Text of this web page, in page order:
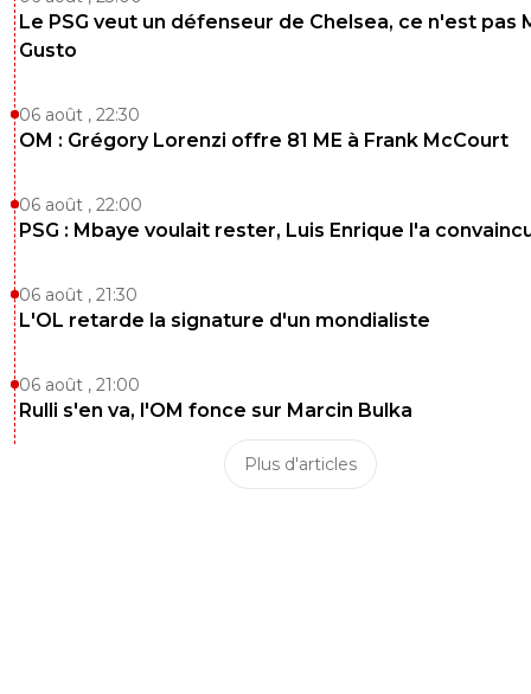
Le PSG veut un défenseur de Chelsea, ce n'est pas
Gusto
06 août , 22:30
OM : Grégory Lorenzi offre 81 ME à Frank McCourt
06 août , 22:00
PSG : Mbaye voulait rester, Luis Enrique l'a
06 août , 21:30
L'OL retarde la signature d'un mondialiste
06 août , 21:00
Rulli s'en va, l'OM fonce sur Marcin Bulka
Plus d'articles